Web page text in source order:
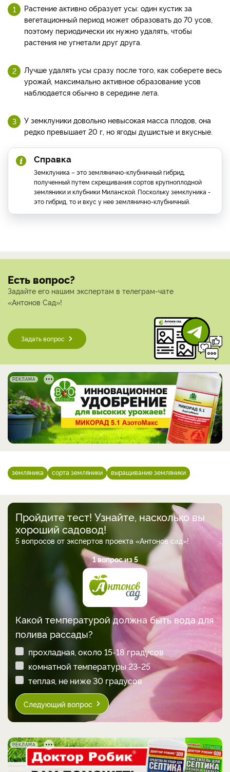
Растение активно образует усы: один кустик за
вегетационный период может образовать до 70 усов,
поэтому периодически их нужно удалять, чтобы
растения не угнетали друг друга.
Лучше удалять усы сразу после того, как соберете весь
урожай, максимально активное образование усов
наблюдается обычно в середине лета.
У земклуники довольно невысокая масса плодов, она
редко превышает 20 г, но ягоды душистые и вкусные.
Справка
Земклуника – это землянично-клубничный гибрид,
полученный путем скрещивания сортов крупноплодной
земляники и клубники Миланской. Поскольку земклуника -
это гибрид, то и вкус у нее землянично-клубничный.
Есть вопрос?
Задайте его нашим экспертам в телеграм-чате
«Антонов Сад»!
Задать вопрос
РЕКЛАМА
земляника сорта земляники выращивание земляники
Пройдите тест! Узнайте, насколько вы
хороший садовод!
5 вопросов от экспертов проекта «Антонов сад»!
1 вопрос из 5
Какой температурой должна быть вода для
полива рассады?
прохладная, около 15-18 градусов
комнатной температуры 23-25
теплая, не ниже 30 градусов
Следующий вопрос
РЕКЛАМА